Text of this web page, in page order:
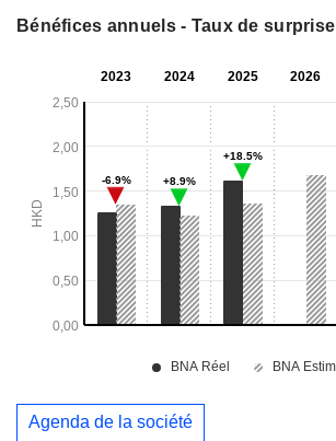
Bénéfices annuels - Taux de surprise
Agenda de la société